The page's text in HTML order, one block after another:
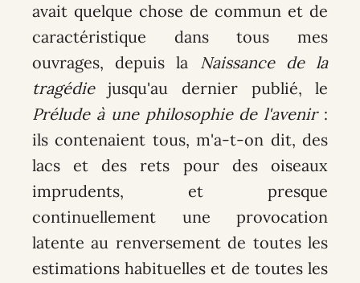
avait quelque chose de commun et de
caractéristique dans tous mes
ouvrages, depuis la Naissance de la
tragédiejusqu'au dernier publié, le
Prélude à une philosophie de l'avenir:
ils contenaient tous, m'a-t-on dit, des
lacs et des rets pour des oiseaux
imprudents, et presque
continuellement une provocation
latente au renversement de toutes les
estimations habituelles et de toutes les